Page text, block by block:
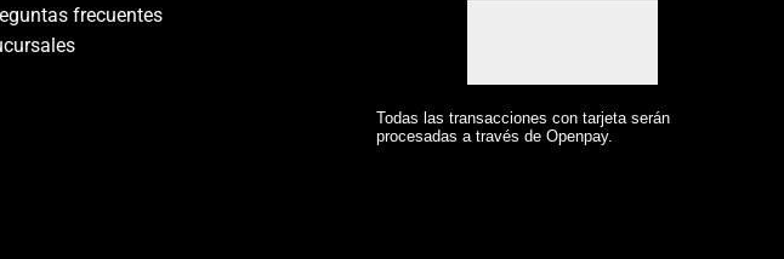
frecuentes
Todas las transacciones con tarjeta serán
procesadas a través de Openpay.